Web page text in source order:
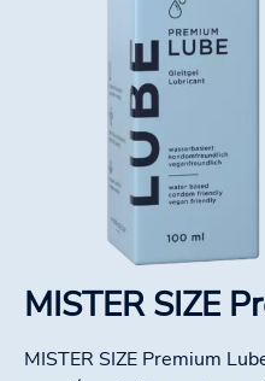
MISTER SIZE
MISTER SIZE Premium